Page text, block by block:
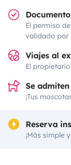
El permiso
validado por
Viajes al
El
Se
¡Tus
Reserva
¡Más simple